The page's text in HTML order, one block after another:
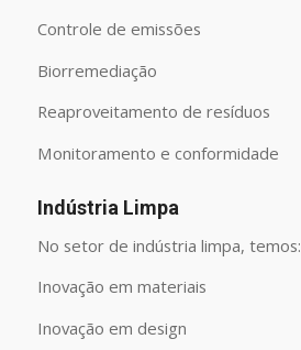
Controle de emissões
Biorremediação
Reaproveitamento de resíduos
Monitoramento e conformidade
Indústria Limpa
No setor de indústria limpa, temos:
Inovação em materiais
Inovação em design